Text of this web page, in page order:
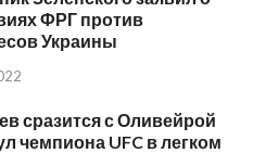
ФРГ против
Украины
сразится с Оливейрой
чемпиона UFC в легком